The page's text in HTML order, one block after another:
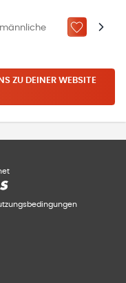
ZU „MEINE
ZU DEINER WEBSITE